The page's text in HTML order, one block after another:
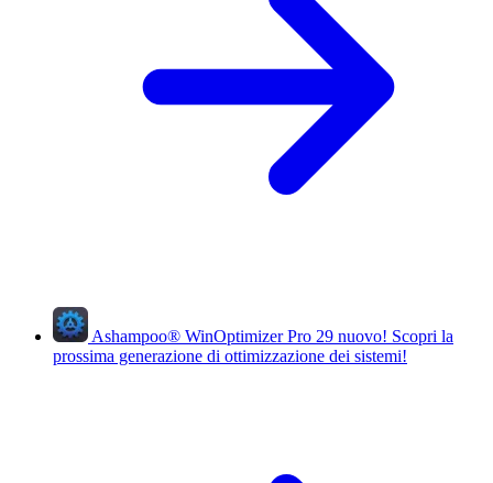
Ashampoo® WinOptimizer Pro 29 nuovo! Scopri la
prossima generazione di ottimizzazione dei sistemi!